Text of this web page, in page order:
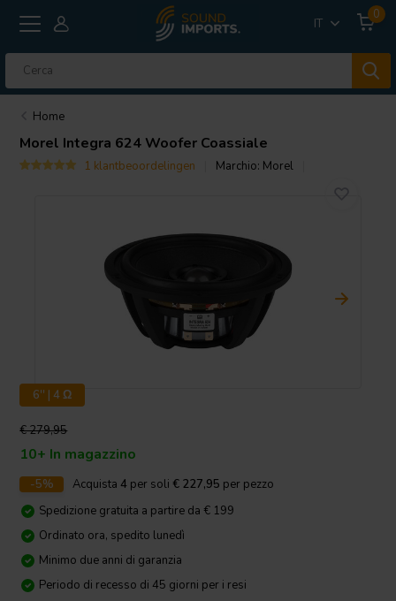
IT
0
Home
Morel Integra 624 Woofer Coassiale
1 klantbeoordelingen Marchio: Morel
6'' | 4 Ω
€ 279,95
10+ In magazzino
-5% Acquista4 per soli € 227,95 per pezzo
Spedizione gratuita a partire da € 199
Ordinato ora, spedito lunedì
Minimo due anni di garanzia
Periodo di recesso di 45 giorni per i resi